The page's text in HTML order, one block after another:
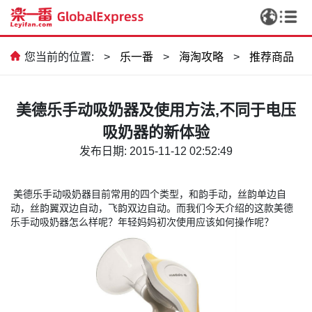
您当前的位置: > 乐一番 > 海淘攻略 > 推荐商品
美德乐手动吸奶器及使用方法,不同于电压
吸奶器的新体验
发布日期: 2015-11-12 02:52:49
美德乐手动吸奶器目前常用的四个类型，和韵手动，丝韵单边自
动，丝韵翼双边自动，飞韵双边自动。而我们今天介绍的这款美德
乐手动吸奶器怎么样呢？年轻妈妈初次使用应该如何操作呢？